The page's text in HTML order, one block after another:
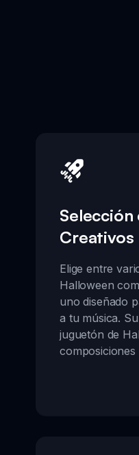
Selección
Creativos
Elige entre
Halloween
uno diseñado
a tu música.
juguetón de